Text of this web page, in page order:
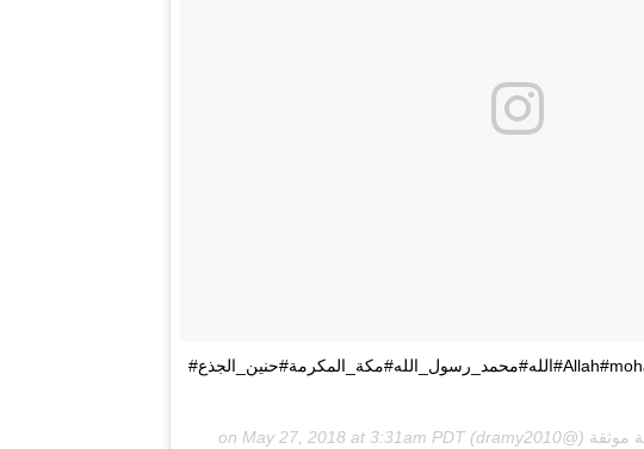
#Allah#mohamed#makkahalmukarrah#الله#محمد_رسول_الله#مكة_المكرمة#حنين_الجذع#
موثقة (@dramy2010) on
May 27, 2018 at 3:31am PDT